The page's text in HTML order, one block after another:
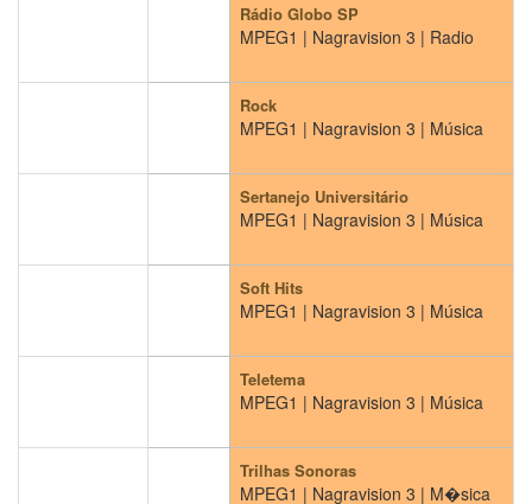
Rádio Globo SP
MPEG1 | Nagravision 3 | Radio
Rock
MPEG1 | Nagravision 3 | Música
Sertanejo Universitário
MPEG1 | Nagravision 3 | Música
Soft Hits
MPEG1 | Nagravision 3 | Música
Teletema
MPEG1 | Nagravision 3 | Música
Trilhas Sonoras
MPEG1 | Nagravision 3 | M�sica